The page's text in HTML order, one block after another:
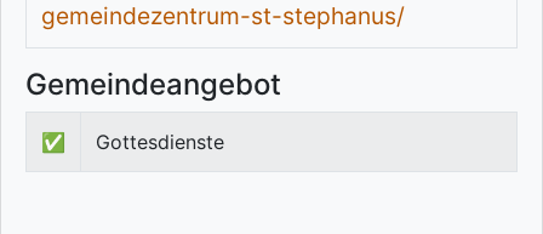
gemeindezentrum-st-stephanus/
Gemeindeangebot
✅ Gottesdienste